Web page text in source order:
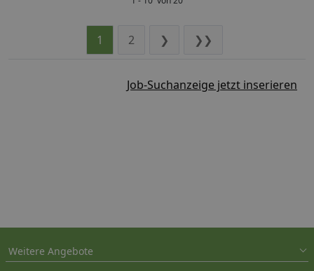
1 2 ❯ ❯❯
Job-Suchanzeige jetzt inserieren
Weitere Angebote